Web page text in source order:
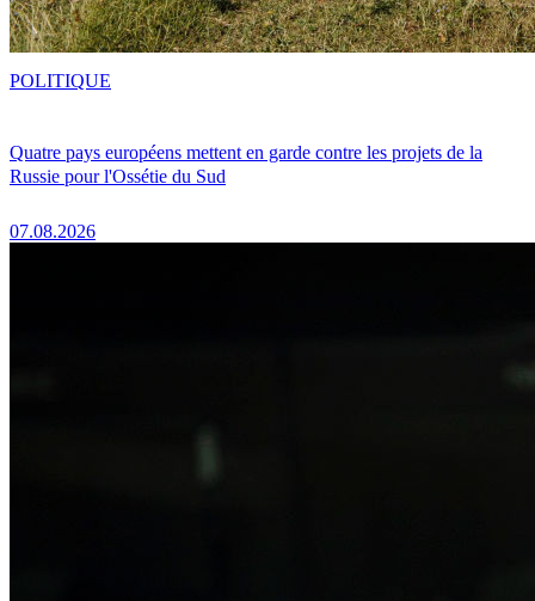
Quatre pays européens mettent en garde contre les projets de la
Russie pour l'Ossétie du Sud
07.08.2026
POLITIQUE